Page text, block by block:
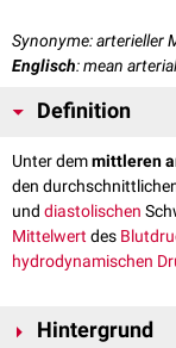
Synonyme: arterieller
Englisch: mean
Definition
Unter demmittleren
den
und diastolischen
Mittelwertdes
hydrodynamischen
Hintergrund